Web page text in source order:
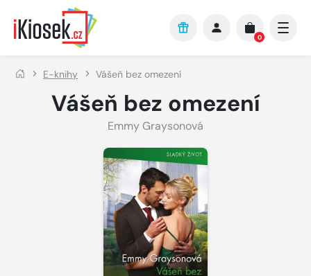
Přejít na hlavní obsah
0
E-knihy Vášeň bez omezení
Vášeň bez omezení
Emmy Graysonová